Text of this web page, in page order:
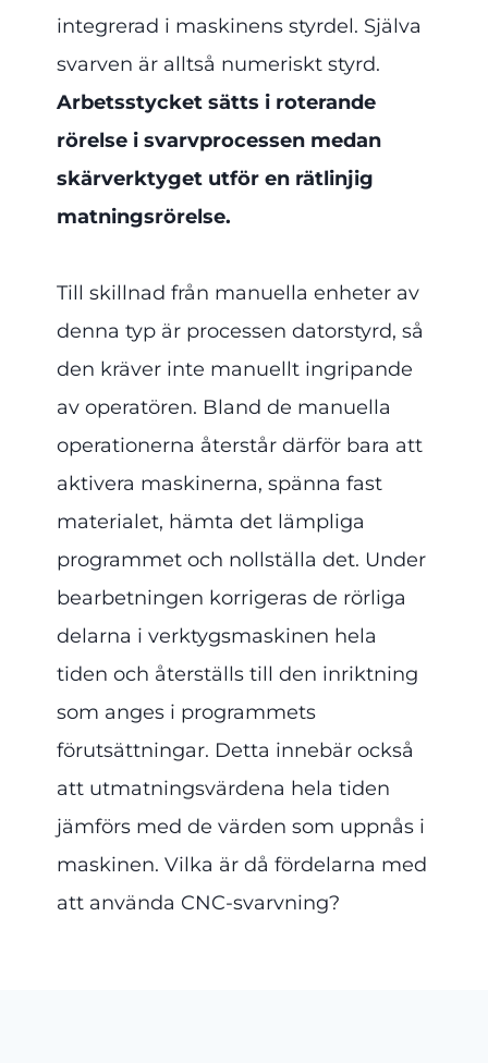
integrerad i maskinens styrdel. Själva
svarven är alltså numeriskt styrd.
Arbetsstycket sätts i roterande
rörelse i svarvprocessen medan
skärverktyget utför en rätlinjig
matningsrörelse.
Till skillnad från manuella enheter av
denna typ är processen datorstyrd, så
den kräver inte manuellt ingripande
av operatören. Bland de manuella
operationerna återstår därför bara att
aktivera maskinerna, spänna fast
materialet, hämta det lämpliga
programmet och nollställa det. Under
bearbetningen korrigeras de rörliga
delarna i verktygsmaskinen hela
tiden och återställs till den inriktning
som anges i programmets
förutsättningar. Detta innebär också
att utmatningsvärdena hela tiden
jämförs med de värden som uppnås i
maskinen. Vilka är då fördelarna med
att använda CNC-svarvning?